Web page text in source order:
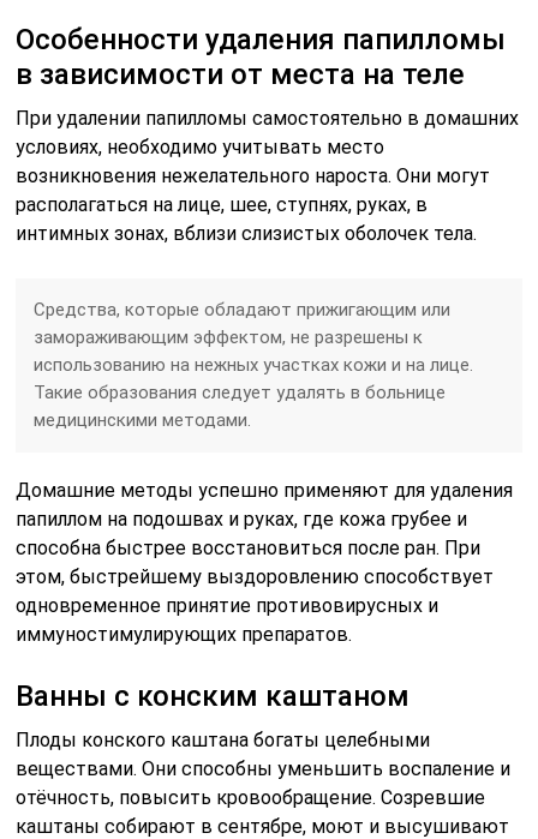
Особенности удаления папилломы
в зависимости от места на теле
При удалении папилломы самостоятельно в домашних
условиях, необходимо учитывать место
возникновения нежелательного нароста. Они могут
располагаться на лице, шее, ступнях, руках, в
интимных зонах, вблизи слизистых оболочек тела.
Средства, которые обладают прижигающим или
замораживающим эффектом, не разрешены к
использованию на нежных участках кожи и на лице.
Такие образования следует удалять в больнице
медицинскими методами.
Домашние методы успешно применяют для удаления
папиллом на подошвах и руках, где кожа грубее и
способна быстрее восстановиться после ран. При
этом, быстрейшему выздоровлению способствует
одновременное принятие противовирусных и
иммуностимулирующих препаратов.
Ванны с конским каштаном
Плоды конского каштана богаты целебными
веществами. Они способны уменьшить воспаление и
отёчность, повысить кровообращение. Созревшие
каштаны собирают в сентябре, моют и высушивают